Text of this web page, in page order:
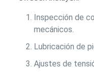
Inspección de
mecánicos.
Lubricación de
Ajustes de